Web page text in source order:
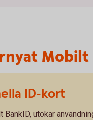
Mobilt
ID-kort
utökar